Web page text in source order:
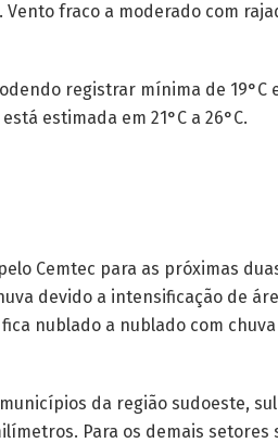
fraco a moderado com
registrar mínima de 19°C
estimada em 21°C a 26°C.
Cemtec para as próximas
devido a intensificação de
nublado a nublado com
da região sudoeste,
Para os demais setores